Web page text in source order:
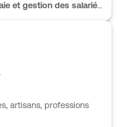
et gestion des salariés
artisans, professions